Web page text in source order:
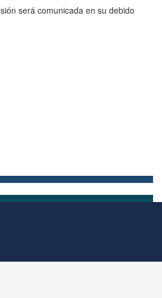
será comunicada en su debido